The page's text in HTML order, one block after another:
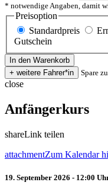
* notwendige Angaben, damit
Preisoption
Standardpreis
Gutschein
Spare
close
Anfängerkurs
shareLink teilen
attachmentZum Kalendar
19. September 2026 - 12:00